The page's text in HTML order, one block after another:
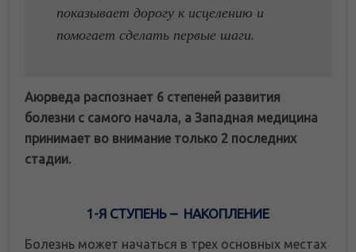
показывает дорогу к исцелению и
помогает сделать первые шаги.
Аюрведа распознает 6 степеней развития
болезни с самого начала, а Западная медицина
принимает во внимание только 2 последних
стадии.
1-Я СТУПЕНЬ – НАКОПЛЕНИЕ
Болезнь может начаться в трех основных местах